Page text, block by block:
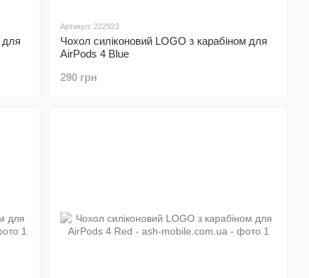
для
Артикул: 222923
Чохол силіконовий LOGO з карабіном для
AirPods 4 Blue
290 грн